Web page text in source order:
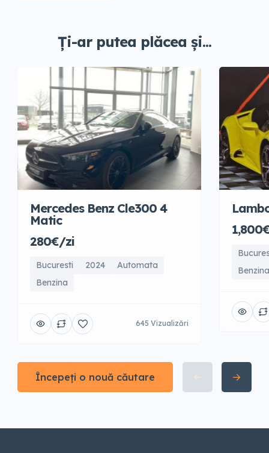
Ți-ar putea plăcea și...
Mercedes Benz Cle300 4
Matic
280€/zi
Bucuresti 2024
Automata
Benzina
645 Vizualizări
Benzina
Începeți o nouă căutare